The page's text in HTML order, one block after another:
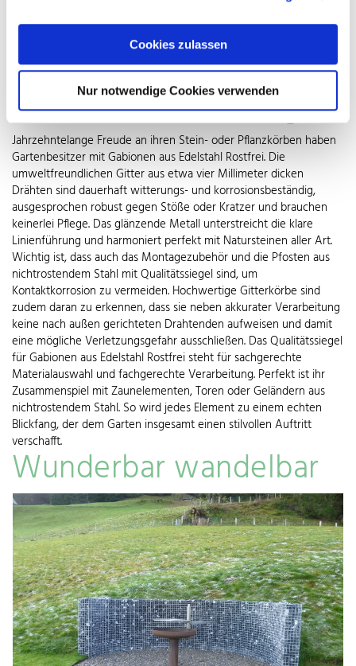
Cookies zulassen
Nur notwendige Cookies verwenden
Pflanzstein. Zu diesem Zweck werden sie mit Erde befüllt und
nach Wunsch mit Pflanzen wie Klettergrün, Spalierobst oder
Steingartengewächs bestückt. So fügen sich Gabionen harmonisch
in die Natur ein und sind dabei herrlich funktional.
Glänzender Blickfang
Jahrzehntelange Freude an ihren Stein- oder Pflanzkörben haben
Gartenbesitzer mit Gabionen aus Edelstahl Rostfrei. Die
umweltfreundlichen Gitter aus etwa vier Millimeter dicken
Drähten sind dauerhaft witterungs- und korrosionsbeständig,
ausgesprochen robust gegen Stöße oder Kratzer und brauchen
keinerlei Pflege. Das glänzende Metall unterstreicht die klare
Linienführung und harmoniert perfekt mit Natursteinen aller Art.
Wichtig ist, dass auch das Montagezubehör und die Pfosten aus
nichtrostendem Stahl mit Qualitätssiegel sind, um
Kontaktkorrosion zu vermeiden. Hochwertige Gitterkörbe sind
zudem daran zu erkennen, dass sie neben akkurater Verarbeitung
keine nach außen gerichteten Drahtenden aufweisen und damit
eine mögliche Verletzungsgefahr ausschließen. Das Qualitätssiegel
für Gabionen aus Edelstahl Rostfrei steht für sachgerechte
Materialauswahl und fachgerechte Verarbeitung. Perfekt ist ihr
Zusammenspiel mit Zaunelementen, Toren oder Geländern aus
nichtrostendem Stahl. So wird jedes Element zu einem echten
Blickfang, der dem Garten insgesamt einen stilvollen Auftritt
verschafft.
Wunderbar wandelbar